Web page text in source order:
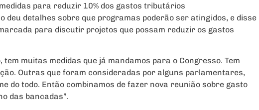
para reduzir 10% dos gastos tributários
deu detalhes sobre que programas poderão ser atingidos, e disse
para discutir projetos que possam reduzir os gastos
tem muitas medidas que já mandamos para o Congresso. Tem
Outras que foram consideradas por alguns parlamentares,
do todo. Então combinamos de fazer nova reunião sobre gasto
das bancadas”.